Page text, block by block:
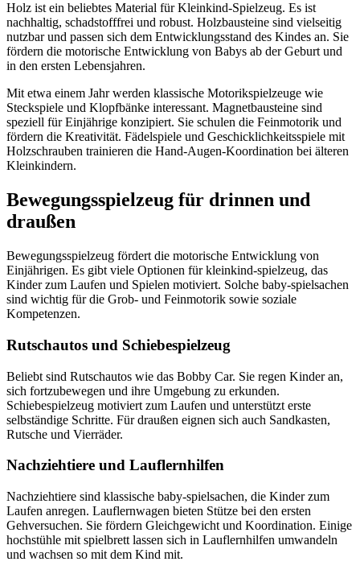
Holz ist ein beliebtes Material für Kleinkind-Spielzeug. Es ist
nachhaltig, schadstofffrei und robust. Holzbausteine sind vielseitig
nutzbar und passen sich dem Entwicklungsstand des Kindes an. Sie
fördern die motorische Entwicklung von Babys ab der Geburt und
in den ersten Lebensjahren.
Mit etwa einem Jahr werden klassische Motorikspielzeuge wie
Steckspiele und Klopfbänke interessant. Magnetbausteine sind
speziell für Einjährige konzipiert. Sie schulen die Feinmotorik und
fördern die Kreativität. Fädelspiele und Geschicklichkeitsspiele mit
Holzschrauben trainieren die Hand-Augen-Koordination bei älteren
Kleinkindern.
Bewegungsspielzeug für drinnen und
draußen
Bewegungsspielzeug fördert die motorische Entwicklung von
Einjährigen. Es gibt viele Optionen für kleinkind-spielzeug, das
Kinder zum Laufen und Spielen motiviert. Solche baby-spielsachen
sind wichtig für die Grob- und Feinmotorik sowie soziale
Kompetenzen.
Rutschautos und Schiebespielzeug
Beliebt sind Rutschautos wie das Bobby Car. Sie regen Kinder an,
sich fortzubewegen und ihre Umgebung zu erkunden.
Schiebespielzeug motiviert zum Laufen und unterstützt erste
selbständige Schritte. Für draußen eignen sich auch Sandkasten,
Rutsche und Vierräder.
Nachziehtiere und Lauflernhilfen
Nachziehtiere sind klassische baby-spielsachen, die Kinder zum
Laufen anregen. Lauflernwagen bieten Stütze bei den ersten
Gehversuchen. Sie fördern Gleichgewicht und Koordination. Einige
hochstühle mit spielbrett lassen sich in Lauflernhilfen umwandeln
und wachsen so mit dem Kind mit.